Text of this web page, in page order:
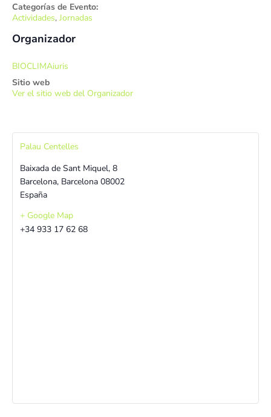
Categorías de Evento:
Actividades, Jornadas
Organizador
BIOCLIMAiuris
Sitio web
Ver el sitio web del Organizador
Palau Centelles
Baixada de Sant Miquel, 8
Barcelona, Barcelona 08002
España
+ Google Map
+34 933 17 62 68